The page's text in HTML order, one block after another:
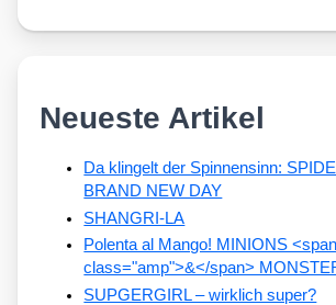
Neueste Artikel
Da klingelt der Spinnensinn:
BRAND NEW DAY
SHANGRI-LA
Polenta al Mango! MINIONS <span
class="amp">&</span>
SUPGERGIRL – wirklich super?